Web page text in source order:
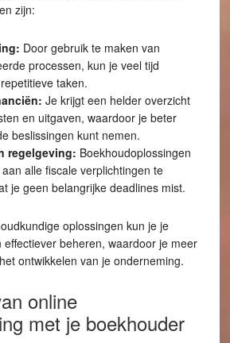
zijn:
Door gebruik te maken van
processen, kun je veel tijd
taken.
Je krijgt een helder overzicht
en uitgaven, waardoor je beter
beslissingen kunt nemen.
regelgeving: Boekhoudoplossingen
alle fiscale verplichtingen te
je geen belangrijke deadlines mist.
oplossingen kun je je
beheren, waardoor je meer
ontwikkelen van je onderneming.
online
met je boekhouder